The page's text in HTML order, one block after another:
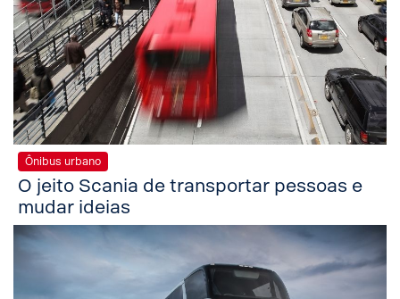
Ônibus urbano
O jeito Scania de transportar pessoas e
mudar ideias